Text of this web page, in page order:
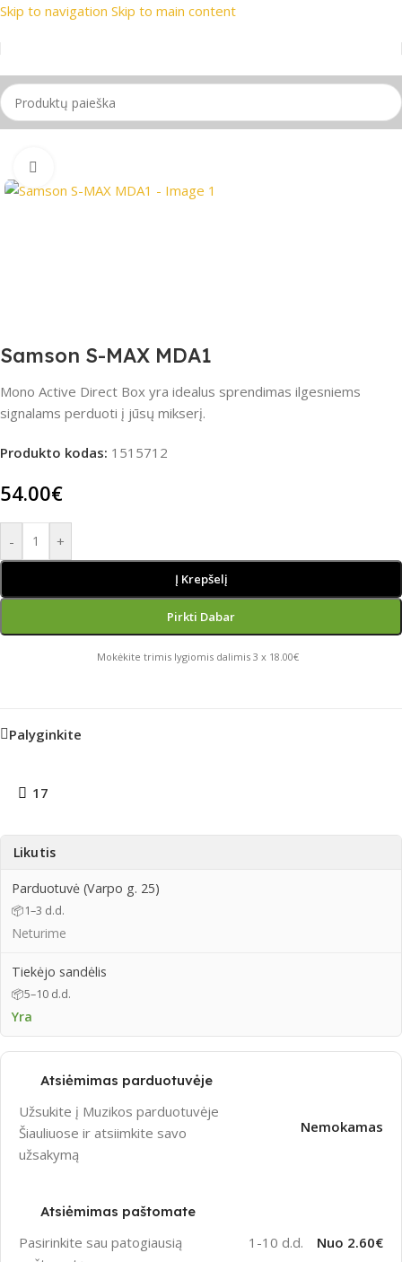
Skip to navigation Skip to main content
📦 Nemokamas
Pradžia/PRO Audio/DI Boxai
Samson S-MAX MDA1
Mono Active Direct Box yra idealus sprendimas ilgesniems
signalams perduoti į jūsų mikserį.
Produkto kodas: 1515712
54.00€
- +
Į Krepšelį
Pirkti Dabar
Mokėkite trimis lygiomis dalimis 3 x 18.00€
Palyginkite
17
Likutis
Parduotuvė (Varpo g. 25)
📦1–3 d.d.
Neturime
Tiekėjo sandėlis
📦5–10 d.d.
Yra
Atsiėmimas parduotuvėje
Užsukite į Muzikos parduotuvėje
Šiauliuose ir atsiimkite savo
užsakymą
Nemokamas
Atsiėmimas paštomate
Pasirinkite sau patogiausią
1-10 d.d. Nuo 2.60€